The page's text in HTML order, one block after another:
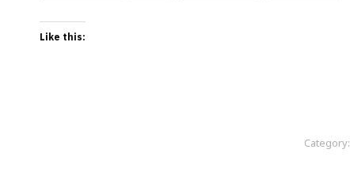
Like this:
Category: